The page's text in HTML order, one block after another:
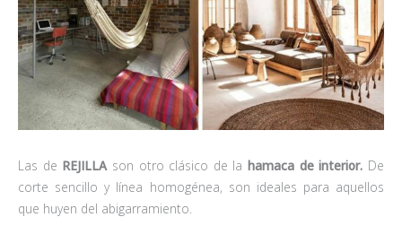
Las de REJILLAson otro clásico de lahamaca de interior. De
corte sencillo y línea homogénea, son ideales para aquellos
que huyen del abigarramiento.